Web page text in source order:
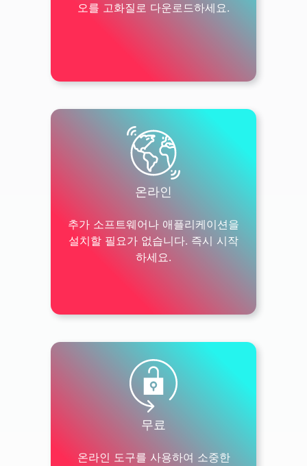
오를 고화질로 다운로드하세요.
온라인
추가 소프트웨어나 애플리케이션을
설치할 필요가 없습니다. 즉시 시작
하세요.
무료
온라인 도구를 사용하여 소중한